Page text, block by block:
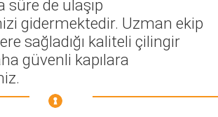
süre de ulaşıp
gidermektedir. Uzman ekip
sağladığı kaliteli çilingir
güvenli kapılara